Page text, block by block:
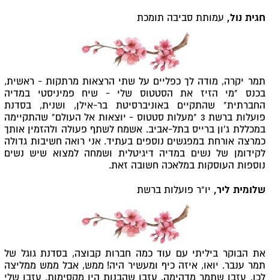
חגית נול, עמותת סביבה תומכת
תמר יקרה, מודה לך כפליים על שתי הרצאות מרתקות - ראשית,
בכנס "מי הזיז את הסטטוס שלי - שיח פמיניסטי במדיה
החברתית" שהתקיים באוניברסיטת בר-אילן, ושנית, בסדנת
פועלות ברשת 3 "מעלות סטטוס - יוצאות אל העולם" שהתקיימה
במכללת ג'ון ברייס בתל-אביב. אשמח לשתף פעולה ולהזמין אותך
כמרצה אורחת במפגשים נוספים בעתיד. אני רואה חשיבות גדולה
לקידומן של נשים במדיה דיגיטלית ושמחה למצוא שיש נשים
נוספות העוסקות במלאכה חשובה זאת.
שלומית ליר, יו"ר פועלות ברשת
את הבוקר ביליתי עם עוד כמה חברות קבוצה, בסדנת גוגל של
תמר ענבר. יואו, איזה כיף ומעשיר היה! ממש, אבל ממש ממליצה
לכן. עזבו שתמר מדהימה. עזבו שהבנות היו מקסימות. עזבו שלי